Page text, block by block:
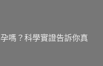
嗎？科學實證告訴你真